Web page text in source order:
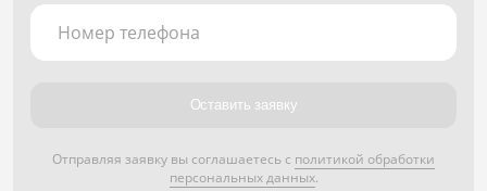
Номер телефона
Оставить заявку
Отправляя заявку вы соглашаетесь с политикой обработки
персональных данных.